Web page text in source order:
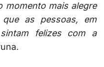
momento mais alegre
as pessoas, em
felizes com a